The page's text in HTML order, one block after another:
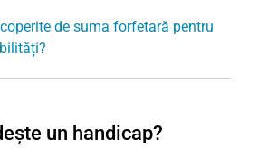
de suma forfetară pentru
un handicap?